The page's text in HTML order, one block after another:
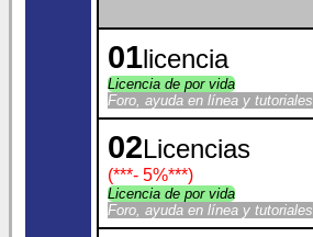
01licencia
Licencia de por vida
Foro, ayuda en línea y tutoriales
02Licencias
(***- 5%***)
Licencia de por vida
Foro, ayuda en línea y tutoriales